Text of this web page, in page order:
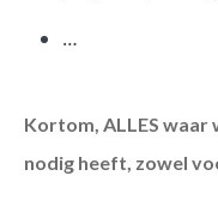
…
Kortom, ALLES
nodig heeft, zowel